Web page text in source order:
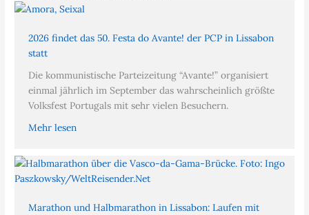
2026 findet das 50. Festa do Avante! der PCP in Lissabon
statt
Die kommunistische Parteizeitung “Avante!” organisiert
einmal jährlich im September das wahrscheinlich größte
Volksfest Portugals mit sehr vielen Besuchern.
Mehr lesen
Marathon und Halbmarathon in Lissabon: Laufen mit